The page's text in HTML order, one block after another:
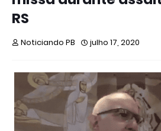
RS
Noticiando PB julho 17, 2020